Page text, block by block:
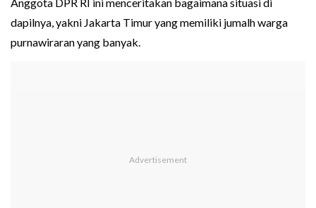
dapilnya, yakni Jakarta Timur yang memiliki jumalh warga
purnawiraran yang banyak.